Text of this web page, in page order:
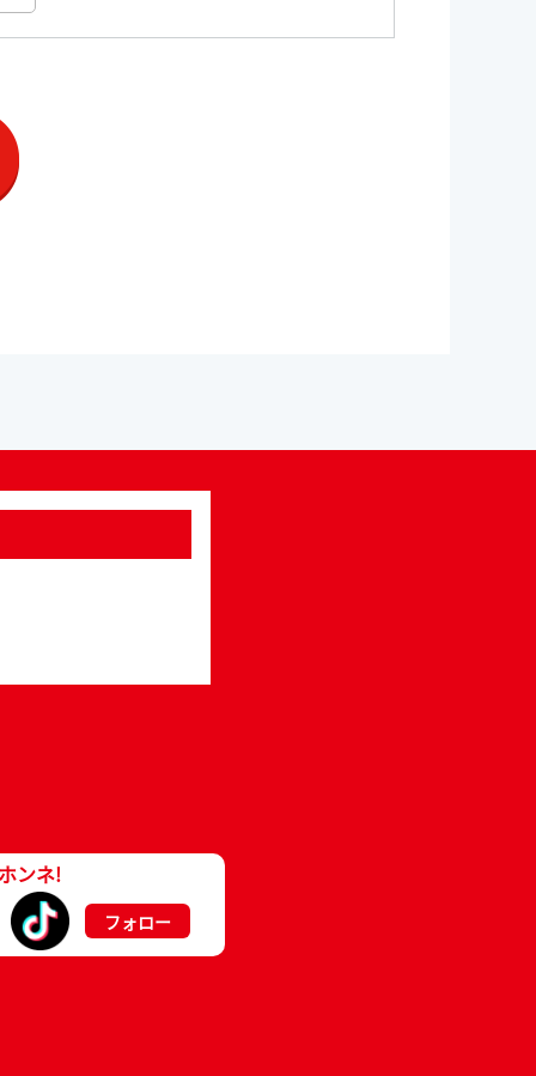
ンネ!
フォロー